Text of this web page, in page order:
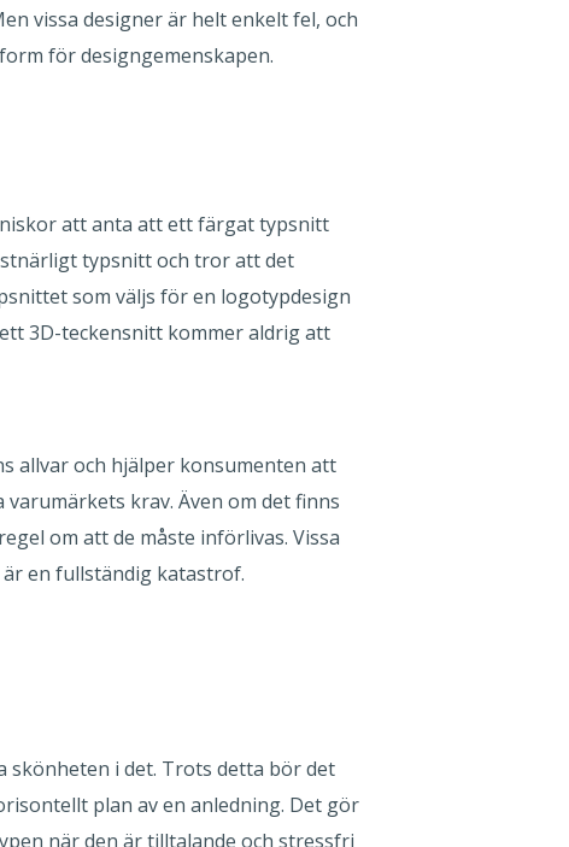
vissa designer är helt enkelt fel, och
för designgemenskapen.
att anta att ett färgat typsnitt
typsnitt och tror att det
som väljs för en logotypdesign
3D-teckensnitt kommer aldrig att
allvar och hjälper konsumenten att
krav. Även om det finns
om att de måste införlivas. Vissa
en fullständig katastrof.
skönheten i det. Trots detta bör det
plan av en anledning. Det gör
när den är tilltalande och stressfri